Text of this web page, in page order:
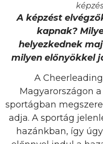
A képzést
kapnak?
helyezkednek
milyen előnyökkel
A
Magyarországon
sportágban
adja. A sportág
hazánkban, így